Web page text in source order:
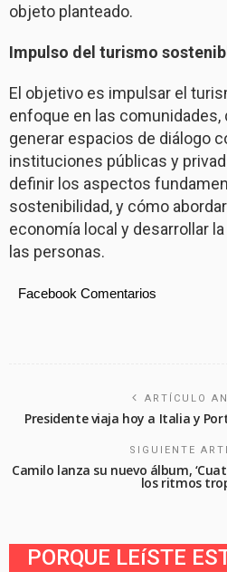
objeto planteado.
Impulso del turismo
El objetivo es impulsar el
enfoque en las comunidades,
generar espacios de diálogo
instituciones públicas y
definir los aspectos
sostenibilidad, y cómo
economía local y desarrollar
las personas.
Facebook Comentarios
ARTÍCULO
Presidente viaja hoy a Italia y
SIGUIENTE
Camilo lanza su nuevo álbum,
los ritmos
PORQUE LEíSTE